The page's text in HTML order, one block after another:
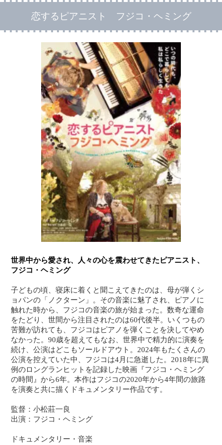
恋するピアニスト フジコ・ヘミング
世界中から愛され、人々の心を震わせてきたピアニスト、
フジコ・ヘミング
子どもの頃、寝床に着くと聞こえてきたのは、母が弾くシ
ョパンの「ノクターン」。その音楽に魅了され、ピアノに
触れた時から、フジコの音楽の旅が始まった。数奇な運命
をたどり、世間から注目されたのは60代後半。いくつもの
苦難が訪れても、フジコはピアノを弾くことを決してやめ
なかった。90歳を超えてもなお、世界中で精力的に演奏を
続け、公演はどこもソールドアウト。2024年もたくさんの
公演を控えていた中、フジコは4月に急逝した。2018年に異
例のロングランヒットを記録した映画『フジコ・ヘミング
の時間』から6年。本作はフジコの2020年から4年間の旅路
を演奏と共に描くドキュメンタリー作品です。
監督：小松莊一良
出演：フジコ・ヘミング
ドキュメンタリー・音楽